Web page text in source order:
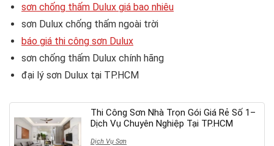
sơn chống thấm Dulux giá bao nhiêu
sơn Dulux chống thấm ngoài trời
báo giá thi công sơn Dulux
sơn chống thấm Dulux chính hãng
đại lý sơn Dulux tại TP.HCM
Thi Công Sơn Nhà Trọn Gói Giá Rẻ Số 1–
Dịch Vụ Chuyên Nghiệp Tại TP.HCM
Dịch Vụ Sơn